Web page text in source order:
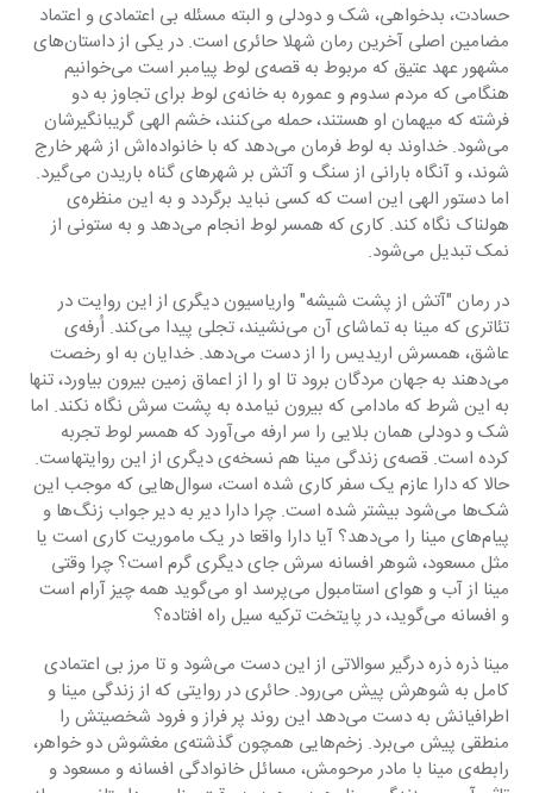
حسادت، بدخواهی، شک و دودلی و البته مسئله بی اعتمادی و اعتماد
مضامین اصلی آخرین رمان شهلا حائری است. در یکی از داستان‌های
مشهور عهد عتیق که مربوط به قصه‌ی لوط پیامبر است می‌خوانیم
هنگامی که مردم سدوم و عموره به خانه‌ی لوط برای تجاوز به دو
فرشته که میهمان او هستند، حمله می‌کنند، خشم الهی گریبانگیرشان
می‌شود. خداوند به لوط فرمان می‌دهد که با خانواده‌اش از شهر خارج
شوند، و آنگاه بارانی از سنگ و آتش بر شهرهای گناه باریدن می‌گیرد.
اما دستور الهی این است که کسی نباید برگردد و به این منظره‌ی
هولناک نگاه کند. کاری که همسر لوط انجام می‌دهد و به ستونی از
نمک تبدیل می‌شود.
در رمان "آتش از پشت شیشه" واریاسیون دیگری از این روایت در
تئاتری که مینا به تماشای آن می‌نشیند، تجلی پیدا می‌کند. اُرفه‌ی
عاشق، همسرش اریدیس را از دست می‌دهد. خدایان به او رخصت
می‌دهند به جهان مردگان برود تا او را از اعماق زمین بیرون بیاورد، تنها
به این شرط که مادامی که بیرون نیامده به پشت سرش نگاه نکند. اما
شک و دودلی همان بلایی را سر ارفه می‌آورد که همسر لوط تجربه
کرده است. قصه‌ی زندگی مینا هم نسخه‌ی دیگری از این روایت‎هاست.
حالا که دارا عازم یک سفر کاری شده است، سوال‌هایی که موجب این
شک‌‌ها می‌شود بیشتر شده است. چرا دارا دیر به دیر جواب زنگ‌ها و
پیام‌های مینا را می‌دهد؟ آیا دارا واقعا در یک ماموریت کاری است یا
مثل مسعود، شوهر افسانه سرش جای دیگری گرم است؟ چرا وقتی
مینا از آب و هوای استامبول می‌پرسد او می‌گوید همه چیز آرام است
و افسانه می‌گوید، در پایتخت ترکیه سیل راه افتاده؟
مینا ذره ذره درگیر سوالاتی از این دست می‌شود و تا مرز بی اعتمادی
کامل به شوهرش پیش می‌رود. حائری در روایتی که از زندگی مینا و
اطرافیانش به دست می‌دهد این روند پر فراز و فرود شخصیتش را
منطقی پیش می‌برد. زخم‌هایی همچون گذشته‌ی مغشوش دو خواهر،
رابطه‌ی مینا با مادر مرحومش، مسائل خانوادگی افسانه و مسعود و